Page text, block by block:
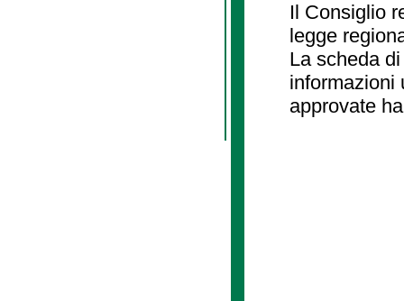
Il Consiglio
legge
La scheda
informazioni
approvate